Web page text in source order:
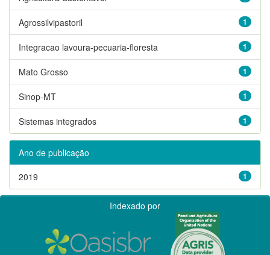
1
Agrossilvipastoril
1
Integracao lavoura-pecuaria-floresta
1
Mato Grosso
1
Sinop-MT
1
Sistemas integrados
Ano de publicação
1
2019
Indexado por